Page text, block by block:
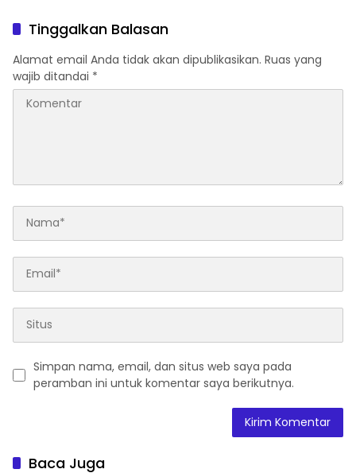
untuk Perkuat Pelayanan
PublikTinggalkan Balasan
Alamat email Anda tidak akan dipublikasikan. Ruas yang
wajib ditandai *
Simpan nama, email, dan situs web saya pada
peramban ini untuk komentar saya berikutnya.
Baca Juga